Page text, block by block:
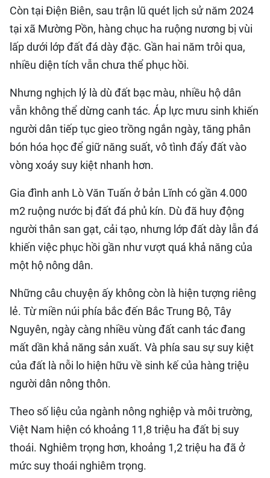
Còn tại Điện Biên, sau trận lũ quét lịch sử năm 2024
tại xã Mường Pồn, hàng chục ha ruộng nương bị vùi
lấp dưới lớp đất đá dày đặc. Gần hai năm trôi qua,
nhiều diện tích vẫn chưa thể phục hồi.
Nhưng nghịch lý là dù đất bạc màu, nhiều hộ dân
vẫn không thể dừng canh tác. Áp lực mưu sinh khiến
người dân tiếp tục gieo trồng ngắn ngày, tăng phân
bón hóa học để giữ năng suất, vô tình đẩy đất vào
vòng xoáy suy kiệt nhanh hơn.
Gia đình anh Lò Văn Tuấn ở bản Lĩnh có gần 4.000
m2 ruộng nước bị đất đá phủ kín. Dù đã huy động
người thân san gạt, cải tạo, nhưng lớp đất dày lẫn đá
khiến việc phục hồi gần như vượt quá khả năng của
một hộ nông dân.
Những câu chuyện ấy không còn là hiện tượng riêng
lẻ. Từ miền núi phía bắc đến Bắc Trung Bộ, Tây
Nguyên, ngày càng nhiều vùng đất canh tác đang
mất dần khả năng sản xuất. Và phía sau sự suy kiệt
của đất là nỗi lo hiện hữu về sinh kế của hàng triệu
người dân nông thôn.
Theo số liệu của ngành nông nghiệp và môi trường,
Việt Nam hiện có khoảng 11,8 triệu ha đất bị suy
thoái. Nghiêm trọng hơn, khoảng 1,2 triệu ha đã ở
mức suy thoái nghiêm trọng.